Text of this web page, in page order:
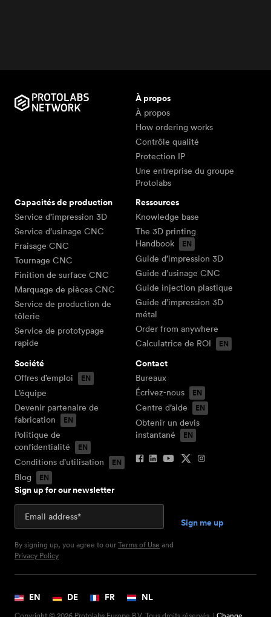
À propos
À propos
How ordering works
Contrôle qualité
Protection IP
Une entreprise du groupe
Protolabs
Capacités de production
Service d’impression 3D
Service d’usinage CNC
Fraisage CNC
Tournage CNC
Finition de surface CNC
Marquage de pièces CNC
Service de production de
tôlerie
Service de prototypage
rapide
Ressources
Knowledge base
The 3D printing
Handbook
Guide d’impression 3D
Guide d’usinage CNC
Guide injection plastique
Guide d’impression 3D
métal
Order from anywhere
Calculatrice de ROI
Société
Offres d’emploi
L’équipe
Devenir partenaire de
fabrication
Politique de
confidentialité
Conditions d’utilisation
Blog
Contact
Bureaux
Écrivez-nous
Centre d’aide
Obtenir un devis
instantané
Sign up for our newsletter
By signing up, you agree to ourTerms of Use and
Privacy Policy
EN DE FR NL